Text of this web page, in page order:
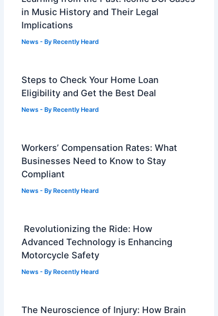
in Music History and Their Legal
Implications
News - By Recently Heard
Steps to Check Your Home Loan
Eligibility and Get the Best Deal
News - By Recently Heard
Workers’ Compensation Rates: What
Businesses Need to Know to Stay
Compliant
News - By Recently Heard
Revolutionizing the Ride: How
Advanced Technology is Enhancing
Motorcycle Safety
News - By Recently Heard
The Neuroscience of Injury: How Brain